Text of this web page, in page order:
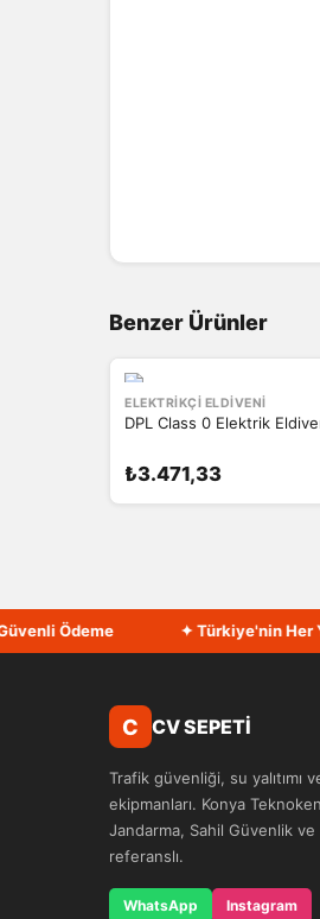
Benzer Ürünler
ELEKTRIKÇI ELDIVENI
DPL Class 0 Elektrik
₺3.471,33
Ödeme ✦ Türkiye'nin Her
C CV SEPETİ
Trafik güvenliği, su yalıtımı
ekipmanları. Konya
Jandarma, Sahil Güvenlik
referanslı.
WhatsApp Instagram